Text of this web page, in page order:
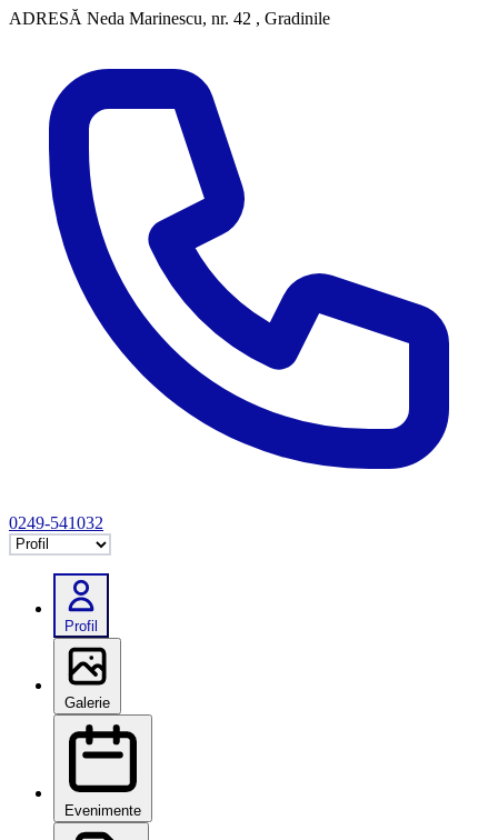
ADRESĂ Neda Marinescu, nr. 42 , Gradinile
0249-541032
Selectează tab
Profil
Galerie
Evenimente